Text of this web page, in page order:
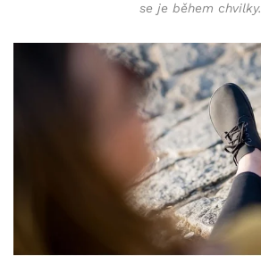
se je během chvilky.